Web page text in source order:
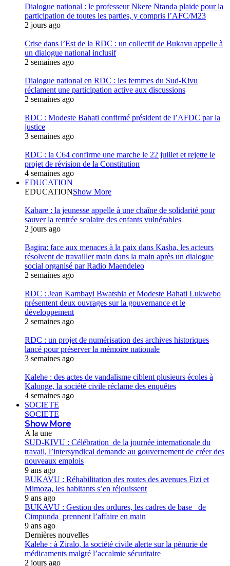
Dialogue national : le professeur Nkere Ntanda plaide pour la
participation de toutes les parties, y compris l’AFC/M23
2 jours ago
Crise dans l’Est de la RDC : un collectif de Bukavu appelle à
un dialogue national inclusif
2 semaines ago
Dialogue national en RDC : les femmes du Sud-Kivu
réclament une participation active aux discussions
2 semaines ago
RDC : Modeste Bahati confirmé président de l’AFDC par la
justice
3 semaines ago
RDC : la C64 confirme une marche le 22 juillet et rejette le
projet de révision de la Constitution
4 semaines ago
EDUCATION
EDUCATIONShow More
Kabare : la jeunesse appelle à une chaîne de solidarité pour
sauver la rentrée scolaire des enfants vulnérables
2 jours ago
Bagira: face aux menaces à la paix dans Kasha, les acteurs
résolvent de travailler main dans la main après un dialogue
social organisé par Radio Maendeleo
2 semaines ago
RDC : Jean Kambayi Bwatshia et Modeste Bahati Lukwebo
présentent deux ouvrages sur la gouvernance et le
développement
2 semaines ago
RDC : un projet de numérisation des archives historiques
lancé pour préserver la mémoire nationale
3 semaines ago
Kalehe : des actes de vandalisme ciblent plusieurs écoles à
Kalonge, la société civile réclame des enquêtes
4 semaines ago
SOCIETE
SOCIETE
Show More
A la une
SUD-KIVU : Célébration de la journée internationale du
travail, l’intersyndical demande au gouvernement de créer des
nouveaux emplois
9 ans ago
BUKAVU : Réhabilitation des routes des avenues Fizi et
Mimoza, les habitants s’en réjouissent
9 ans ago
BUKAVU : Gestion des ordures, les cadres de base de
Cimpunda prennent l’affaire en main
9 ans ago
Dernières nouvelles
Kalehe : à Ziralo, la société civile alerte sur la pénurie de
médicaments malgré l’accalmie sécuritaire
2 jours ago